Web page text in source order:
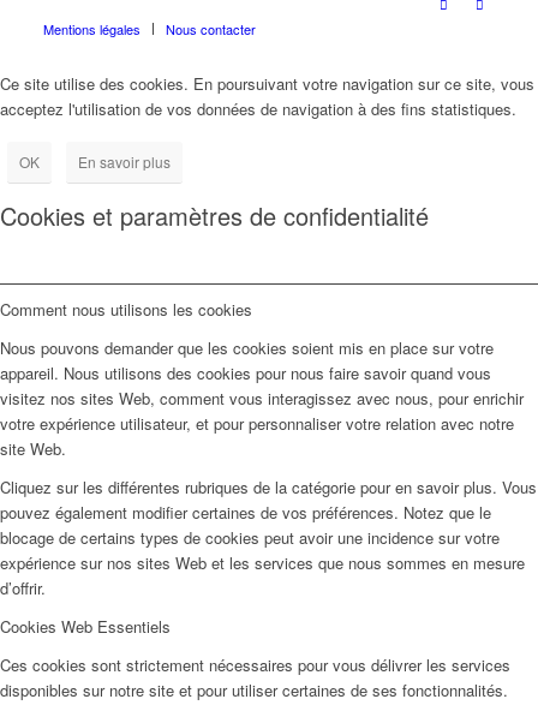
Mentions légales Nous contacter
Ce site utilise des cookies. En poursuivant votre navigation sur ce site, vous
acceptez l'utilisation de vos données de navigation à des fins statistiques.
OK En savoir plus
Cookies et paramètres de confidentialité
Comment nous utilisons les cookies
Nous pouvons demander que les cookies soient mis en place sur votre
appareil. Nous utilisons des cookies pour nous faire savoir quand vous
visitez nos sites Web, comment vous interagissez avec nous, pour enrichir
votre expérience utilisateur, et pour personnaliser votre relation avec notre
site Web.
Cliquez sur les différentes rubriques de la catégorie pour en savoir plus. Vous
pouvez également modifier certaines de vos préférences. Notez que le
blocage de certains types de cookies peut avoir une incidence sur votre
expérience sur nos sites Web et les services que nous sommes en mesure
d’offrir.
Cookies Web Essentiels
Ces cookies sont strictement nécessaires pour vous délivrer les services
disponibles sur notre site et pour utiliser certaines de ses fonctionnalités.